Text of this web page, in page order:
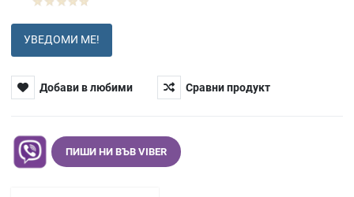
УВЕДОМИ МЕ!
Добави в любими Сравни продукт
ПИШИ НИ ВЪВ VIBER